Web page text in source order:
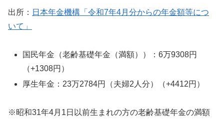
出所： 日本年金機構「令和7年4月分からの年金額等につ
いて」
国民年金（老齢基礎年金（満額））：6万9308円
（+1308円）
厚生年金：23万2784円（夫婦2人分）（+4412円）
※昭和31年4月1日以前生まれの方の老齢基礎年金の満額